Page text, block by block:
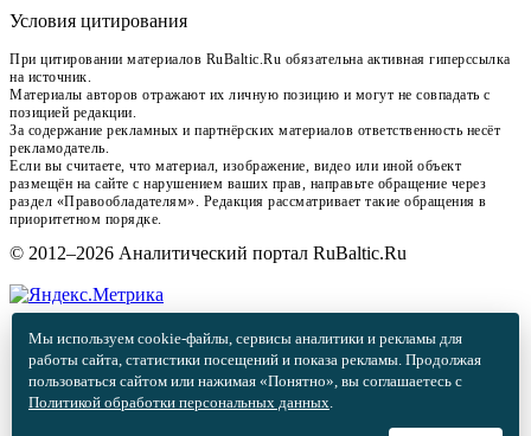
Условия цитирования
При цитировании материалов RuBaltic.Ru обязательна активная гиперссылка
на источник.
Материалы авторов отражают их личную позицию и могут не совпадать с
позицией редакции.
За содержание рекламных и партнёрских материалов ответственность несёт
рекламодатель.
Если вы считаете, что материал, изображение, видео или иной объект
размещён на сайте с нарушением ваших прав, направьте обращение через
раздел «Правообладателям». Редакция рассматривает такие обращения в
приоритетном порядке.
© 2012–2026 Аналитический портал RuBaltic.Ru
Мы используем cookie-файлы, сервисы аналитики и рекламы для
работы сайта, статистики посещений и показа рекламы. Продолжая
пользоваться сайтом или нажимая «Понятно», вы соглашаетесь с
Политикой обработки персональных данных.